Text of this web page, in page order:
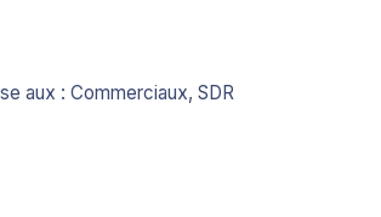
aux : Commerciaux, SDR